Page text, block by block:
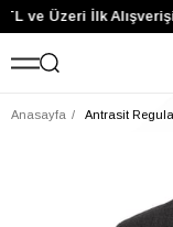
ve Üzeri İlk
Anasayfa Antrasit